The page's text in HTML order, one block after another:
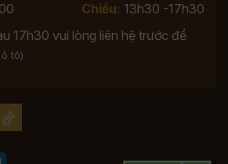
Chiều: 13h30 -17h30
17h30 vui lòng liên hệ trước để
tô)